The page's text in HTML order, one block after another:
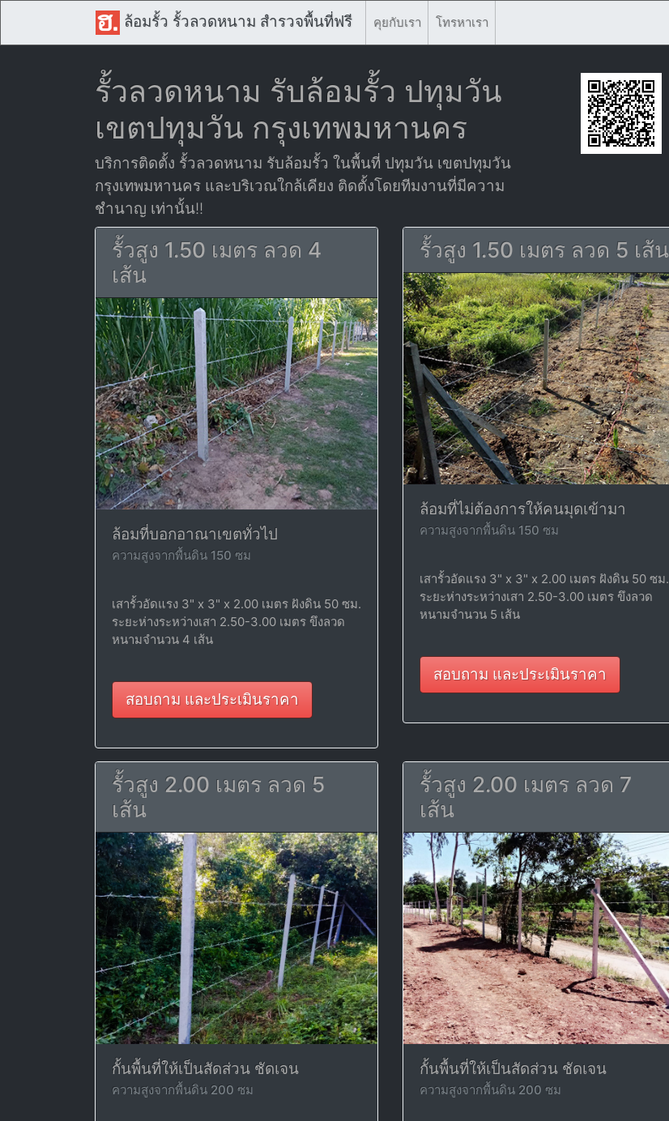
ล้อมรั้ว รั้วลวดหนาม สำรวจพื้นที่ฟรี คุยกับเรา โทรหาเรา
รั้วลวดหนาม รับล้อมรั้ว ปทุมวัน
เขตปทุมวัน กรุงเทพมหานคร
บริการติดตั้ง รั้วลวดหนาม รับล้อมรั้ว ในพื้นที่ ปทุมวัน เขตปทุมวัน
กรุงเทพมหานคร และบริเวณใกล้เคียง ติดตั้งโดยทีมงานที่มีความ
ชำนาญ เท่านั้น!!
รั้วสูง 1.50 เมตร ลวด 4
เส้น
ล้อมที่บอกอาณาเขตทั่วไป
ความสูงจากพื้นดิน 150 ซม
เสารั้วอัดแรง 3" x 3" x 2.00 เมตร ฝังดิน 50 ซม.
ระยะห่างระหว่างเสา 2.50-3.00 เมตร ขึงลวด
หนามจำนวน 4 เส้น
สอบถาม และประเมินราคา
รั้วสูง 1.50 เมตร ลวด 5 เส้น
ล้อมที่ไม่ต้องการให้คนมุดเข้ามา
ความสูงจากพื้นดิน 150 ซม
เสารั้วอัดแรง 3" x 3" x 2.00 เมตร ฝังดิน 50 ซม.
ระยะห่างระหว่างเสา 2.50-3.00 เมตร ขึงลวด
หนามจำนวน 5 เส้น
สอบถาม และประเมินราคา
รั้วสูง 2.00 เมตร ลวด 5
เส้น
กั้นพื้นที่ให้เป็นสัดส่วน ชัดเจน
ความสูงจากพื้นดิน 200 ซม
รั้วสูง 2.00 เมตร ลวด 7
เส้น
กั้นพื้นที่ให้เป็นสัดส่วน ชัดเจน
ความสูงจากพื้นดิน 200 ซม